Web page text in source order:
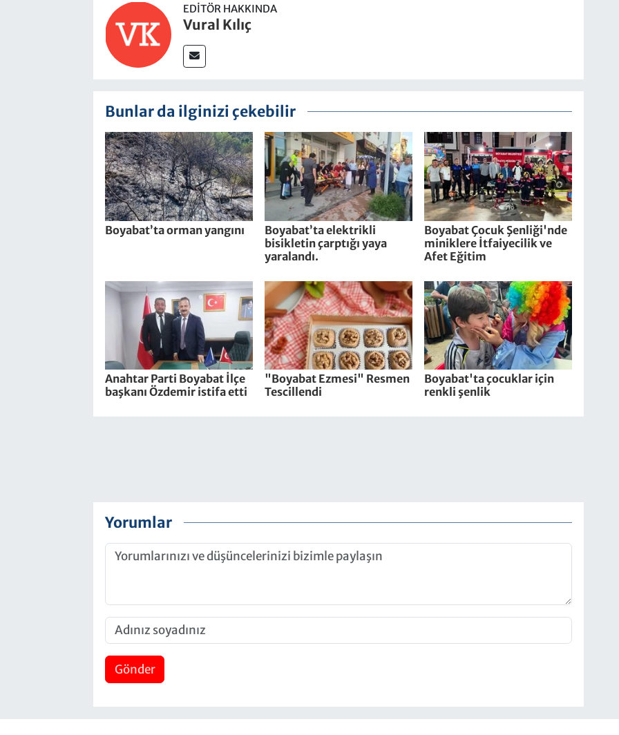
EDITÖR HAKKINDA
Vural Kılıç
Bunlar da ilginizi çekebilir
Boyabat’ta orman yangını
Boyabat’ta elektrikli
bisikletin çarptığı yaya
yaralandı.
Boyabat Çocuk Şenliği'nde
miniklere İtfaiyecilik ve
Afet Eğitim
Anahtar Parti Boyabat İlçe
başkanı Özdemir istifa etti
"Boyabat Ezmesi" Resmen
Tescillendi
Boyabat'ta çocuklar için
renkli şenlik
Yorumlar
Gönder